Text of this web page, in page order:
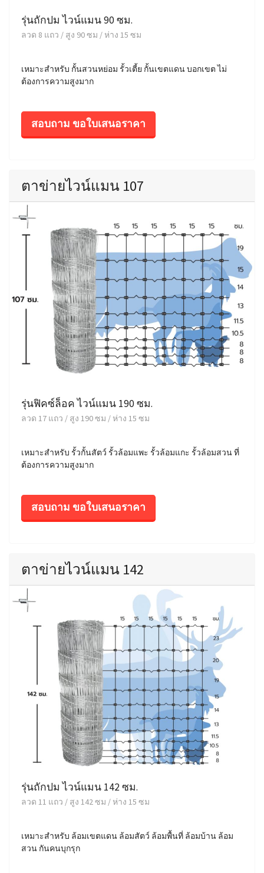
รุ่นถักปม ไวน์แมน 90 ซม.
ลวด 8 แถว / สูง 90 ซม / ห่าง 15 ซม
เหมาะสำหรับ กั้นสวนหย่อม รั้วเตี้ย กั้นเขตแดน บอกเขต ไม่
ต้องการความสูงมาก
สอบถาม ขอใบเสนอราคา
ตาข่ายไวน์แมน 107
รุ่นฟิคซ์ล็อค ไวน์แมน 190 ซม.
ลวด 17 แถว / สูง 190 ซม / ห่าง 15 ซม
เหมาะสำหรับ รั้วกั้นสัตว์ รั้วล้อมแพะ รั้วล้อมแกะ รั้วล้อมสวน ที่
ต้องการความสูงมาก
สอบถาม ขอใบเสนอราคา
ตาข่ายไวน์แมน 142
รุ่นถักปม ไวน์แมน 142 ซม.
ลวด 11 แถว / สูง 142 ซม / ห่าง 15 ซม
เหมาะสำหรับ ล้อมเขตแดน ล้อมสัตว์ ล้อมพื้นที่ ล้อมบ้าน ล้อม
สวน กันคนบุกรุก